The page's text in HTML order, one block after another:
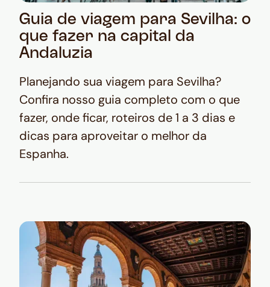
Guia de viagem para Sevilha: o
que fazer na capital da
Andaluzia
Planejando sua viagem para Sevilha?
Confira nosso guia completo com o que
fazer, onde ficar, roteiros de 1 a 3 dias e
dicas para aproveitar o melhor da
Espanha.